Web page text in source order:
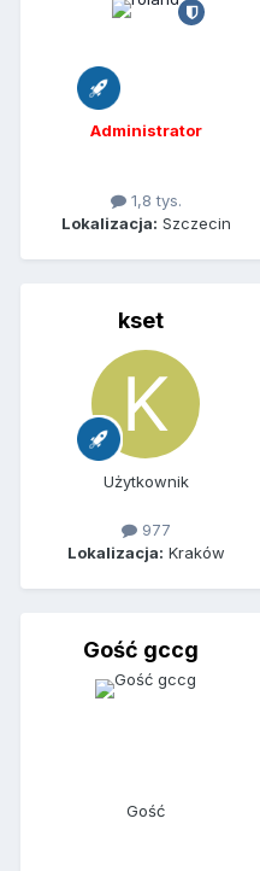
Administrator
1,8 tys.
Lokalizacja: Szczecin
kset
Użytkownik
977
Lokalizacja: Kraków
Gość gccg
Gość